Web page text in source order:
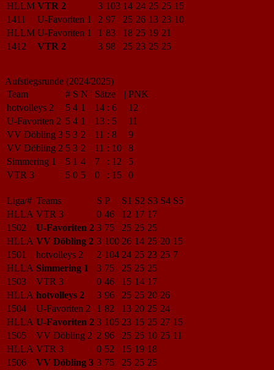
HLLM VTR 2 3 103 14 24 25 25 15
1411
U-Favoriten 1 2 97 25 26 13 23 10
HLLM U-Favoriten 1 1 83 18 25 19 21
1412
VTR 2 3 98 25 23 25 25
Aufstiegsrunde (2024/2025)
Team
# S N | Sätze | PNK
hotvolleys 2
5 4 1 14 : 6
12
U-Favoriten 2 5 4 1 13 : 5
11
VV Döbling 3 5 3 2 11 : 8
9
VV Döbling 2 5 3 2 11 : 10
8
Simmering 1
5 1 4 7 : 12
5
VTR 3
5 0 5 0 : 15 0
Liga/# Teams S P S1 S2 S3 S4 S5
HLLA VTR 3 0 46 12 17 17
1502
U-Favoriten 2 3 75 25 25 25
HLLA VV Döbling 2 3 100 26 14 25 20 15
1501
hotvolleys 2 2 104 24 25 23 25 7
HLLA Simmering 1 3 75 25 25 25
1503
VTR 3 0 46 15 14 17
HLLA hotvolleys 2 3 96 25 25 20 26
1504
U-Favoriten 2 1 82 13 20 25 24
HLLA U-Favoriten 2 3 105 23 15 25 27 15
1505
VV Döbling 2 2 96 25 25 10 25 11
HLLA VTR 3 0 52 15 19 18
1506
VV Döbling 3 3 75 25 25 25